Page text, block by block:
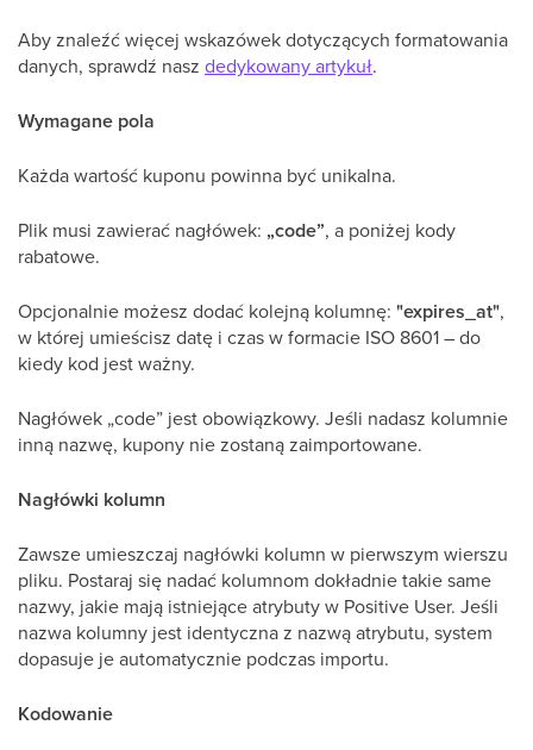
Aby znaleźć więcej wskazówek dotyczących formatowania
danych, sprawdź nasz dedykowany artykuł.
Wymagane pola
Każda wartość kuponu powinna być unikalna.
Plik musi zawierać nagłówek: „code”, a poniżej kody
rabatowe.
Opcjonalnie możesz dodać kolejną kolumnę: "expires_at",
w której umieścisz datę i czas w formacie ISO 8601 – do
kiedy kod jest ważny.
Nagłówek „code” jest obowiązkowy. Jeśli nadasz kolumnie
inną nazwę, kupony nie zostaną zaimportowane.
Nagłówki kolumn
Zawsze umieszczaj nagłówki kolumn w pierwszym wierszu
pliku. Postaraj się nadać kolumnom dokładnie takie same
nazwy, jakie mają istniejące atrybuty w Positive User. Jeśli
nazwa kolumny jest identyczna z nazwą atrybutu, system
dopasuje je automatycznie podczas importu.
Kodowanie